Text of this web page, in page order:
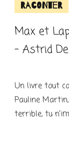
Raconter
Max et
– Astrid
Un livre tout
Pauline Martin,
terrible, tu